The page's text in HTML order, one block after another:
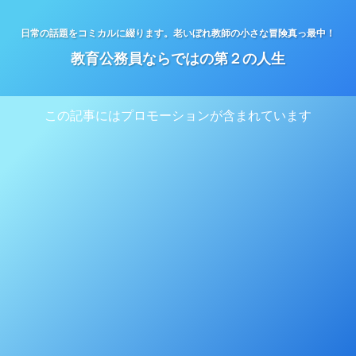
日常の話題をコミカルに綴ります。老いぼれ教師の小さな冒険真っ最中！
教育公務員ならではの第２の人生
この記事にはプロモーションが含まれています